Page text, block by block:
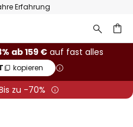
Erfahrung
ab 159 €auf fast alles
kopieren
zu -70%